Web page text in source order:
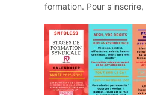
formation. Pour